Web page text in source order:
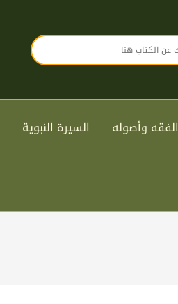
الفقه وأصوله السيرة النبوية